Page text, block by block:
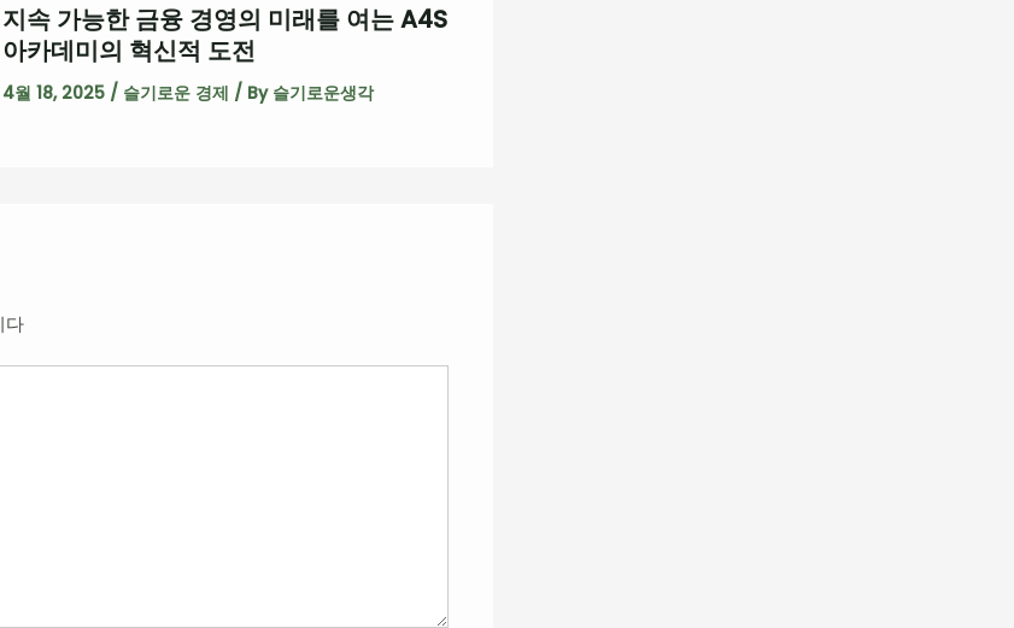
지속 가능한 금융 경영의 미래를 여는 A4S
아카데미의 혁신적 도전
4월 18, 2025 / 슬기로운 경제 / By 슬기로운생각
다